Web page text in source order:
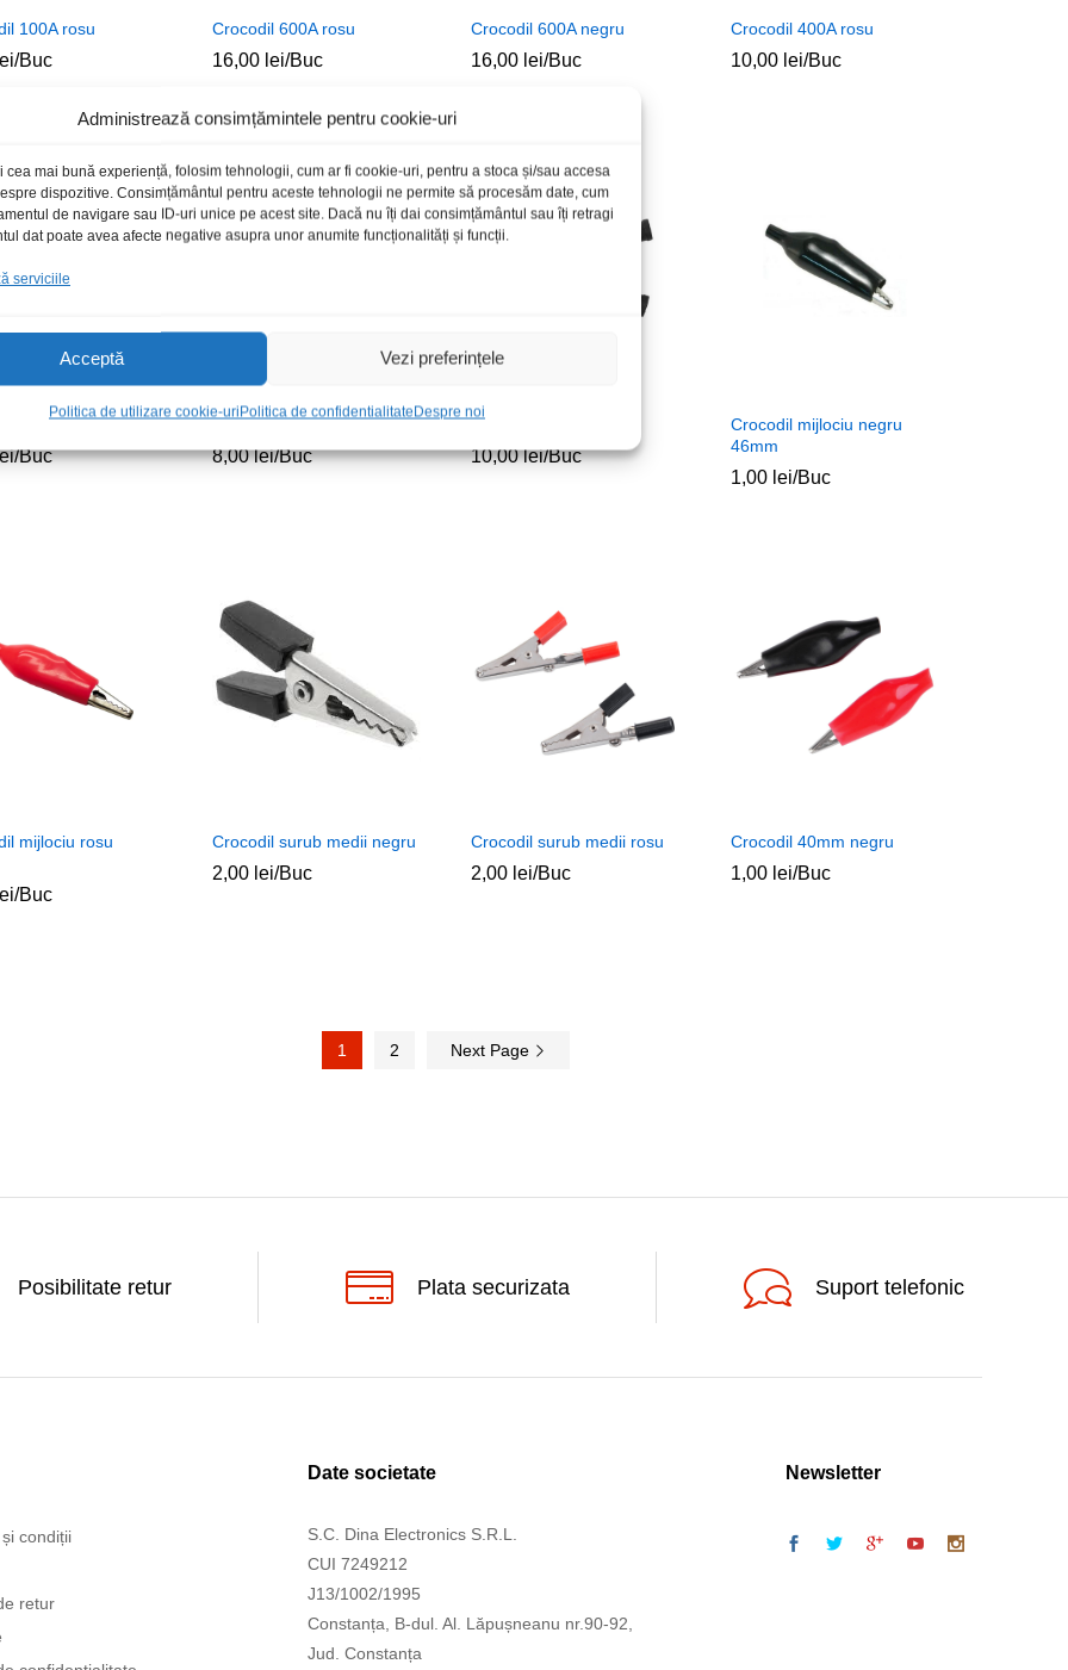
Administrează consimțămintele pentru cookie-uri
cea mai bună experiență, folosim tehnologii, cum ar fi cookie-uri, pentru a stoca și/sau accesa
dispozitive. Consimțământul pentru aceste tehnologii ne permite să procesăm date, cum
de navigare sau ID-uri unice pe acest site. Dacă nu îți dai consimțământul sau îți retragi
dat poate avea afecte negative asupra unor anumite funcționalități și funcții.
serviciile
Acceptă Vezi preferințele
Politica de utilizare cookie-uriPolitica de confidentialitateDespre noi
100A rosu
lei/Buc
lei
Crocodil 600A rosu
16,00 lei/Buc
16,00 lei
Crocodil 600A negru
16,00 lei/Buc
16,00 lei
Crocodil 400A rosu
10,00 lei/Buc
10,00 lei
200A rosu
/Buc
Crocodil 200A negru
8,00lei/Buc
8,00lei
Crocodil 400A negru
10,00lei/Buc
10,00lei
Crocodil mijlociu negru
46mm
1,00 lei/Buc
1,00 lei
mijlociu rosu
lei/Buc
lei
Crocodil surub medii negru
2,00 lei/Buc
2,00 lei
Crocodil surub medii rosu
2,00 lei/Buc
2,00 lei
Crocodil 40mm negru
1,00 lei/Buc
1,00 lei
1 2 Next Page
Posibilitate retur Plata securizata Suport telefonic
condiții
retur
Date societate
S.C. Dina Electronics S.R.L.
CUI 7249212
J13/1002/1995
Constanța, B-dul. Al. Lăpușneanu nr.90-92,
Jud. Constanța
Newsletter